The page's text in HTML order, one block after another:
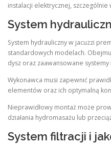
instalacji elektrycznej, szczególnie
System
System hydrauliczny w jacuzzi
standardowych modelach.
dysz oraz zaawansowane
Wykonawca musi zapewnić
elementów oraz ich optymalną
Nieprawidłowy montaż może
działania hydromasażu lub
System filtracji i